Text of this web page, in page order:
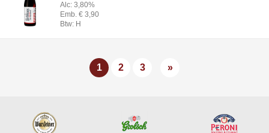
Alc: 3,80%
Emb. € 3,90
Btw: H
1 2 3 »